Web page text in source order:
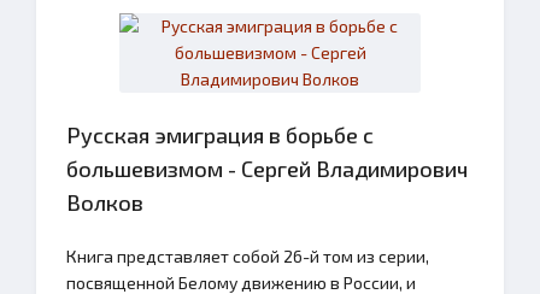
Русская эмиграция в борьбе с
большевизмом - Сергей Владимирович
Волков
Книга представляет собой 26-й том из серии,
посвященной Белому движению в России, и